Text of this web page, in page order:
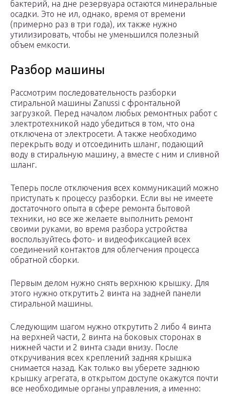
бактерий, на дне резервуара остаются минеральные
осадки. Это не ил, однако, время от времени
(примерно раз в три года), их также нужно
утилизировать, чтобы не уменьшился полезный
объем емкости.
Разбор машины
Рассмотрим последовательность разборки
стиральной машины Zanussi с фронтальной
загрузкой. Перед началом любых ремонтных работ с
электротехникой надо убедиться в том, что она
отключена от электросети. А также необходимо
перекрыть воду и отсоединить шланг, подающий
воду в стиральную машину, а вместе с ним и сливной
шланг.
Теперь после отключения всех коммуникаций можно
приступать к процессу разборки. Если вы не имеете
достаточного опыта в сфере ремонта бытовой
техники, но все же желаете выполнить ремонт
своими руками, во время разбора устройства
воспользуйтесь фото- и видеофиксацией всех
соединений контактов для облегчения процесса
обратной сборки.
Первым делом нужно снять верхнюю крышку. Для
этого нужно открутить 2 винта на задней панели
стиральной машины.
Следующим шагом нужно открутить 2 либо 4 винта
на верхней части, 2 винта на боковых сторонах в
нижней части и 2 винта сзади внизу. После
откручивания всех креплений задняя крышка
снимается назад. Как только вы уберете заднюю
крышку агрегата, в открытом доступе окажутся почти
все необходимые органы управления, а именно: